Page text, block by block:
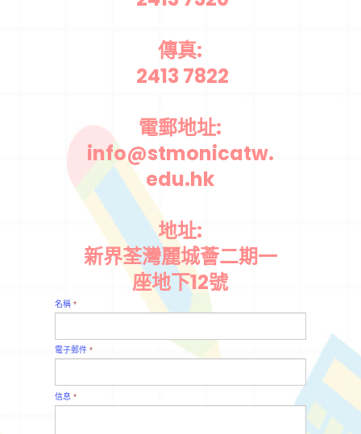
傳真:
2413 7822
電郵地址:
info@stmonicatw.
edu.hk
地址:
新界荃灣麗城薈二期一
座地下12號
名稱*
電子郵件*
信息 *